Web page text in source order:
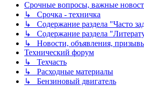
Срочные вопросы, важные
↳ Срочка - техничка
↳ Содержание раздела "Часто
↳ Содержание раздела
↳ Новости, объявления,
Технический форум
↳ Техчасть
↳ Расходные материалы
↳ Бензиновый двигатель